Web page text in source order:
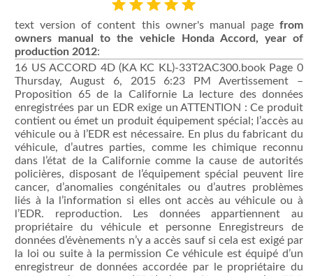
text version of content this owner's manual page from
owners manual to the vehicle Honda Accord, year of
production 2012:
16 US ACCORD 4D (KA KC KL)-33T2AC300.book Page 0 Thursday, August 6, 2015 6:23 PM Avertissement – Proposition 65 de la Californie
équipement spécial; l’accès au véhicule ou à l’EDR est nécessaire.
autorités policières, disposant de l’équipement spécial peuvent lire
Les données appartiennent au propriétaire du véhicule et personne
accordée par le propriétaire du véhicule. d’évènements (EDR). L’objectif principal d’un EDR consiste, lors